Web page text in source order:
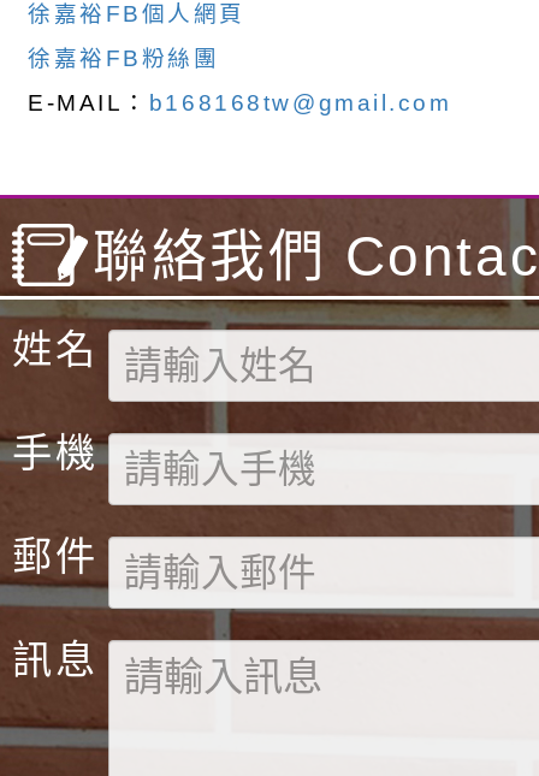
徐嘉裕FB個人網頁
徐嘉裕FB粉絲團
E-MAIL： b168168tw@gmail.com
聯絡我們
姓名
手機
郵件
訊息